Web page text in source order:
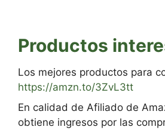
Productos
Los mejores productos para
https://amzn.to/3ZvL3tt
En calidad de Afiliado de
obtiene ingresos por las